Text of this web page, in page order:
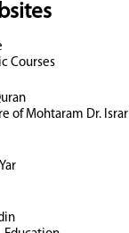
Courses
of Mohtaram Dr. Israr